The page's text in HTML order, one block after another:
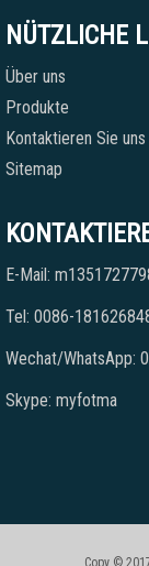
NÜTZLICHE
Über uns
Produkte
Kontaktieren Sie uns
Sitemap
E-Mail:
Tel: 0086-
Wechat/WhatsApp:
Skype: myfotma
Copy ©